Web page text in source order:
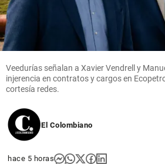
Veedurías señalan a Xavier Vendrell y
injerencia en contratos y cargos en
cortesía redes.
El Colombiano
hace 5 horas